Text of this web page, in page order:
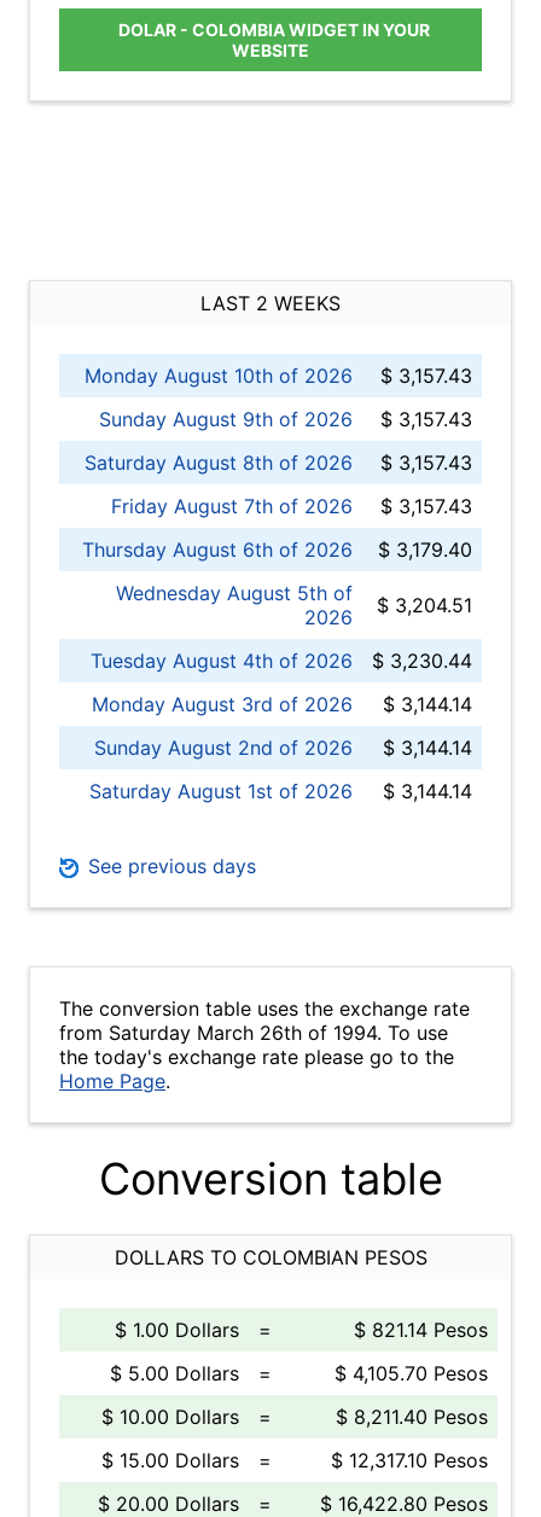
DOLAR - COLOMBIA WIDGET IN YOUR
WEBSITE
LAST 2 WEEKS
Monday August 10th of 2026
$ 3,157.43
Sunday August 9th of 2026
$ 3,157.43
Saturday August 8th of 2026
$ 3,157.43
Friday August 7th of 2026
$ 3,157.43
Thursday August 6th of 2026
$ 3,179.40
Wednesday August 5th of
2026
$ 3,204.51
Tuesday August 4th of 2026
$ 3,230.44
Monday August 3rd of 2026
$ 3,144.14
Sunday August 2nd of 2026
$ 3,144.14
Saturday August 1st of 2026
$ 3,144.14
See previous days
The conversion table uses the exchange rate
from Saturday March 26th of 1994. To use
the today's exchange rate please go to the
Home Page.
Conversion table
DOLLARS TO COLOMBIAN PESOS
$ 1.00 Dollars =
$ 821.14 Pesos
$ 5.00 Dollars
=
$ 4,105.70 Pesos
$ 10.00 Dollars
=
$ 8,211.40 Pesos
$ 15.00 Dollars
=
$ 12,317.10 Pesos
$ 20.00 Dollars
=
$ 16,422.80 Pesos